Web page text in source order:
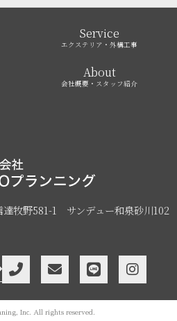
Service
エクステリア・外構工事
About
会社概要・スタッフ紹介
牧野581-1 サンデュー和泉砂川102
Inc. All rights reserved.